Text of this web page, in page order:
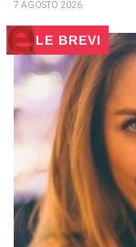
7 AGOSTO 2026
LE BREVI